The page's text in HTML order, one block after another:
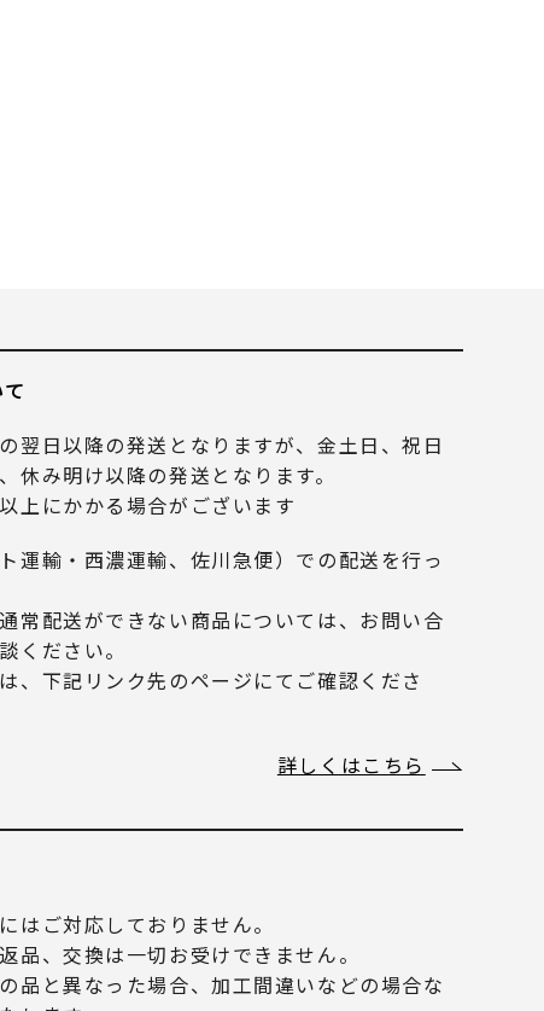
翌日以降の発送となりますが、金土日、祝日
休み明け以降の発送となります。
上にかかる場合がございます
運輸・西濃運輸、佐川急便）での配送を行っ
常配送ができない商品については、お問い合
ください。
、下記リンク先のページにてご確認くださ
詳しくはこちら
はご対応しておりません。
品、交換は一切お受けできません。
品と異なった場合、加工間違いなどの場合な